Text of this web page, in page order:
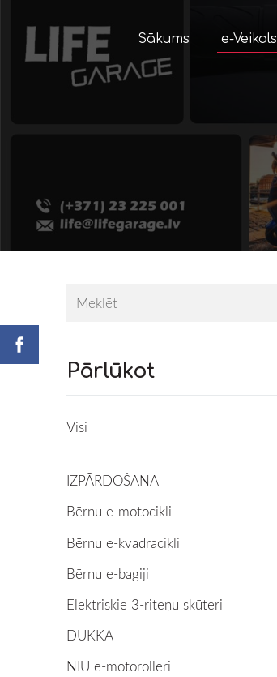
Sākums e-Veikals
Pārlūkot
Visi
IZPĀRDOŠANA
Bērnu e-motocikli
Bērnu e-kvadracikli
Bērnu e-bagiji
Elektriskie 3-riteņu skūteri
DUKKA
NIU e-motorolleri